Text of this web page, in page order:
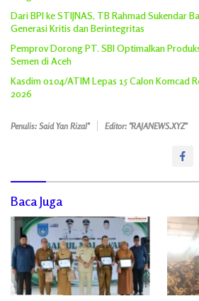
Dari BPI ke STIJNAS, TB Rahmad Sukendar
Generasi Kritis dan Berintegritas
Pemprov Dorong PT. SBI Optimalkan
Semen di Aceh
Kasdim 0104/ATIM Lepas 15 Calon Komcad
2026
Penulis: Said Yan Rizal" Editor: "RAJANEWS.XYZ"
Baca Juga